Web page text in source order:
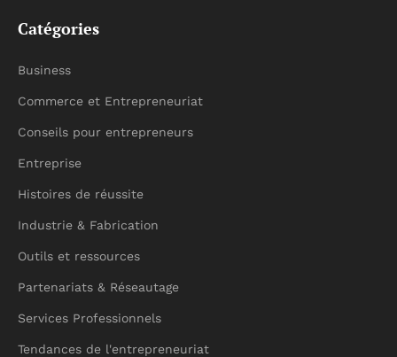
Catégories
Business
Commerce et Entrepreneuriat
Conseils pour entrepreneurs
Entreprise
Histoires de réussite
Industrie & Fabrication
Outils et ressources
Partenariats & Réseautage
Services Professionnels
Tendances de l'entrepreneuriat